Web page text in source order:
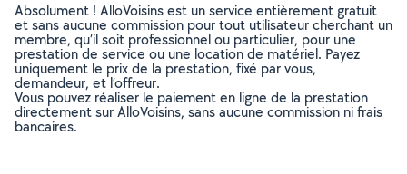
Absolument ! AlloVoisins est un service entièrement gratuit
et sans aucune commission pour tout utilisateur cherchant un
membre, qu’il soit professionnel ou particulier, pour une
prestation de service ou une location de matériel. Payez
uniquement le prix de la prestation, fixé par vous,
demandeur, et l’offreur.
Vous pouvez réaliser le paiement en ligne de la prestation
directement sur AlloVoisins, sans aucune commission ni frais
bancaires.